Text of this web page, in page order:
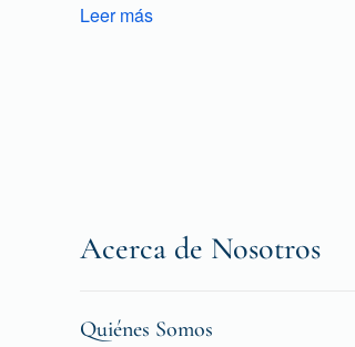
Leer más
Acerca de Nosotros
Quiénes Somos